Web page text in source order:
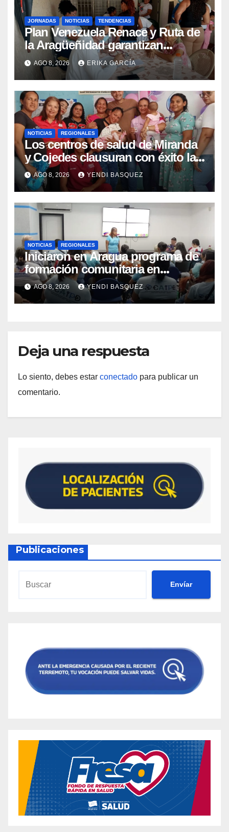
JORNADAS NOTICIAS TENDENCIAS
Plan Venezuela Renace y Ruta de
la Aragüeñidad garantizan
atención médica integral en
Aragua
AGO 8, 2026 ERIKA GARCÍA
NOTICIAS REGIONALES
Los centros de salud de Miranda
y Cojedes clausuran con éxito la
Semana Mundial de la Lactancia
Materna
AGO 8, 2026 YENDI BASQUEZ
NOTICIAS REGIONALES
Iniciaron en Aragua programa de
formación comunitaria en
atención a personas con
discapacidad
AGO 8, 2026 YENDI BASQUEZ
Deja una respuesta
Lo siento, debes estar conectado para publicar un
comentario.
Publicaciones
Envíar